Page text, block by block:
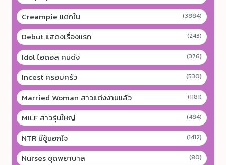
Creampie แตกใน (3884)
Debut แสดงเรื่องแรก (243)
Idol ไอดอล คนดัง (376)
Incest ครอบครัว (530)
Married Woman สาวแต่งงานแล้ว (1181)
MILF สาวรุ่นใหญ่ (484)
NTR มีชู้นอกใจ (1412)
Nurses ชุดพยาบาล (80)